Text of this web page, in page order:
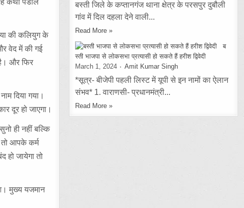
कथा पंडाल
की कलियुग के
वेद में की गई
और फिर
दिया गया।
दूर हो जाएगा।
ही नहीं बल्कि
तो आपके कर्म
हो जायेगा तो
मुख्य यजमान
बस्ती जिले के कप्तानगंज थाना क्षेत्र के परसपुर दुबौली
गांव में दिल दहला देने वाली...
Read More »
ब
स्ती भाजपा से लोकसभा प्रत्यासी हो सकते हैं हरीश द्विवेदी
March 1, 2024
Amit Kumar Singh
*सूत्र- बीजेपी पहली लिस्ट में यूपी से इन नामों का ऐलान
संभव* 1. वाराणसी- प्रधानमंत्री...
Read More »